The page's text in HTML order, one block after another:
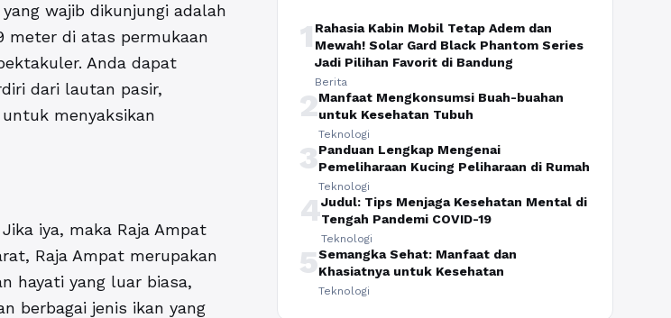
wajib dikunjungi adalah
meter di atas permukaan
Anda dapat
dari lautan pasir,
menyaksikan
iya, maka Raja Ampat
Raja Ampat merupakan
hayati yang luar biasa,
berbagai jenis ikan yang
1 Rahasia Kabin Mobil Tetap Adem dan
Mewah! Solar Gard Black Phantom Series
Jadi Pilihan Favorit di Bandung
Berita
2Manfaat Mengkonsumsi Buah-buahan
untuk Kesehatan Tubuh
Teknologi
3Panduan Lengkap Mengenai
Pemeliharaan Kucing Peliharaan di Rumah
Teknologi
4Judul: Tips Menjaga Kesehatan Mental di
Tengah Pandemi COVID-19
Teknologi
5Semangka Sehat: Manfaat dan
Khasiatnya untuk Kesehatan
Teknologi